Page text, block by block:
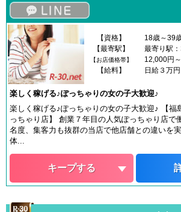
【資格】
【最寄駅】
最寄り駅
【お店価格帯】
12,000円
【給料】
日給３万円
楽しく稼げる♪ぽっちゃりの女の子大歓迎♪
楽しく稼げる♪ぽっちゃりの女の子大歓迎♪ 【福
っちゃり店】 創業７年目の人気ぽっちゃり店で
名度、集客力も抜群の当店で他店舗との違いを
体...
キープする